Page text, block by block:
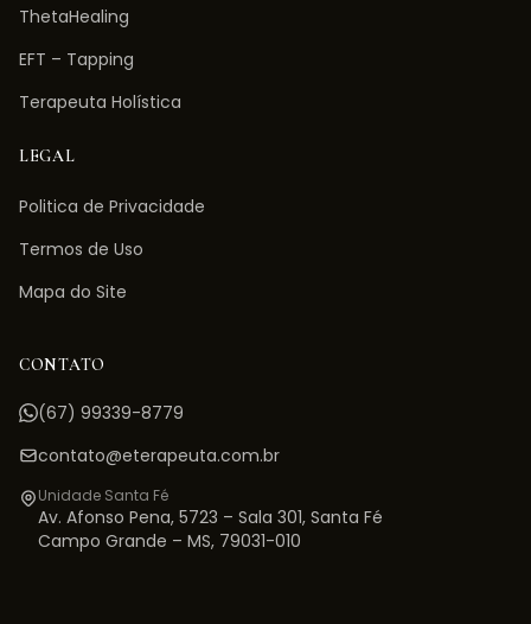
ThetaHealing
EFT – Tapping
Terapeuta Holística
LEGAL
Politica de Privacidade
Termos de Uso
Mapa do Site
CONTATO
(67) 99339-8779
contato@eterapeuta.com.br
Unidade Santa Fé
Av. Afonso Pena, 5723 – Sala 301, Santa Fé
Campo Grande – MS, 79031-010